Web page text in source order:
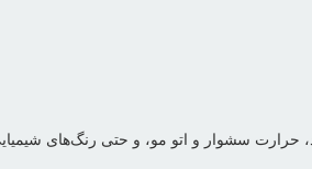
سشوار و اتو مو، و حتی رنگ‌های